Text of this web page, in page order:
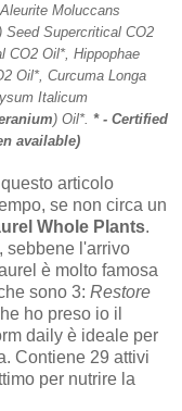
Moluccans
) Seed Supercritical CO2
CO2 Oil*, Hippophae
Oil*, Curcuma Longa
Italicum
) Oil*. * - Certified
available)
articolo
se non circa un
Whole Plants.
sebbene l'arrivo
è molto famosa
sono 3: Restore
ho preso io il
daily è ideale per
Contiene 29 attivi
per nutrire la